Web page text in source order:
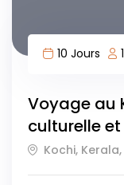
10 Jours
Voyage au
culturelle
Kochi,